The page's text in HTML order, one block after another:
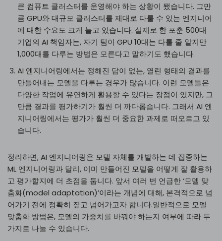
큰 컴퓨트 클러스터를 운영해야 하는 상황이 됐습니다. 그만
큼 GPU와 대규모 클러스터를 제대로 다룰 수 있는 엔지니어
에 대한 수요도 크게 늘고 있습니다. 실제로 한 포춘 500대
기업의 AI 책임자는, 자기 팀이 GPU 10대는 다룰 줄 알지만
1,000대를 다루는 방법은 모른다고 말하기도 했습니다.
AI 엔지니어링에서는 정해진 답이 없는, 열린 형태의 결과를
만들어내는 모델을 다루는 경우가 많습니다. 이런 모델들은
다양한 작업에 유연하게 활용할 수 있다는 장점이 있지만, 그
만큼 결과를 평가하기가 훨씬 더 까다롭습니다. 그래서 AI 엔
지니어링에서는 평가가 훨씬 더 중요한 과제로 떠오르고 있
습니다.
정리하면, AI 엔지니어링은 모델 자체를 개발하는 데 집중하는
ML 엔지니어링과 달리, 이미 만들어진 모델을 어떻게 잘 활용하
고 평가할지에 더 초점을 둡니다. 앞서 여러 번 언급한 ‘모델 맞
춤화(model adaptation)’이라는 개념에 대해, 본격적으로 넘
어가기 전에 정확히 짚고 넘어가고자 합니다.일반적으로 모델
맞춤화 방법은, 모델의 가중치를 바꿔야 하는지 여부에 따라 두
가지로 나눌 수 있습니다.